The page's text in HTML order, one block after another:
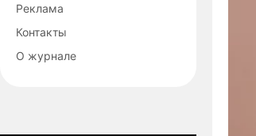
Реклама
Контакты
О журнале